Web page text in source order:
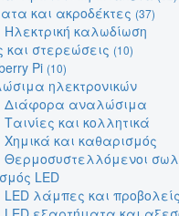
και ακροδέκτες (37)
Ηλεκτρική καλωδίωση
και στερεώσεις (10)
Pi (10)
ηλεκτρονικών
Διάφορα αναλώσιμα
Ταινίες και κολλητικά
Χημικά και καθαρισμός
Θερμοσυστελλόμενοι
LED
LED λάμπες και προβολείς